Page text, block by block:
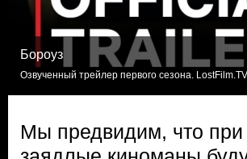
Бороуз
Озвученный трейлер первого сезона. LostFilm.TV
Мы предвидим, что